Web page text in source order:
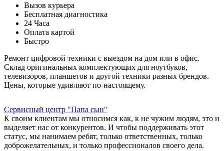
Вызов курьера
Бесплатная диагностика
24 Часа
Оплата картой
Быстро
Ремонт цифровой техники с выездом на дом или в офис.
Склад оригинальных комплектующих для ноутбуков,
телевизоров, планшетов и другой техники разных брендов.
Цены, которые удивляют по-настоящему.
Сервисный центр "Папа сын"
К своим клиентам мы относимся как, к не чужим людям, это и
выделяет нас от конкурентов. И чтобы поддерживать этот
статус, мы нанимаем ребят, только ответственных, только
доброжелательных, и только профессионалов своего дела.